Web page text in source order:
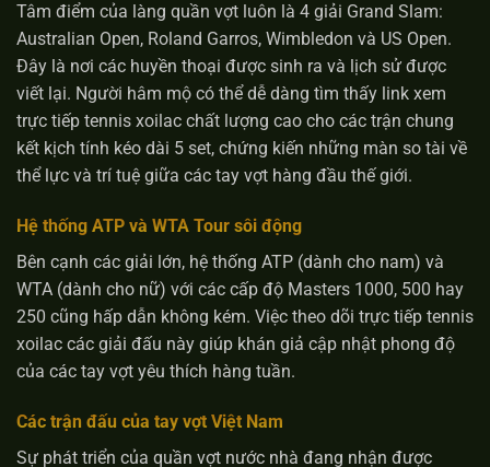
Tâm điểm của làng quần vợt luôn là 4 giải Grand Slam:
Australian Open, Roland Garros, Wimbledon và US Open.
Đây là nơi các huyền thoại được sinh ra và lịch sử được
viết lại. Người hâm mộ có thể dễ dàng tìm thấy link xem
trực tiếp tennis xoilac chất lượng cao cho các trận chung
kết kịch tính kéo dài 5 set, chứng kiến những màn so tài về
thể lực và trí tuệ giữa các tay vợt hàng đầu thế giới.
Hệ thống ATP và WTA Tour sôi động
Bên cạnh các giải lớn, hệ thống ATP (dành cho nam) và
WTA (dành cho nữ) với các cấp độ Masters 1000, 500 hay
250 cũng hấp dẫn không kém. Việc theo dõi trực tiếp tennis
xoilac các giải đấu này giúp khán giả cập nhật phong độ
của các tay vợt yêu thích hàng tuần.
Các trận đấu của tay vợt Việt Nam
Sự phát triển của quần vợt nước nhà đang nhận được